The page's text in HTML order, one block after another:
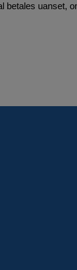
betales uanset,